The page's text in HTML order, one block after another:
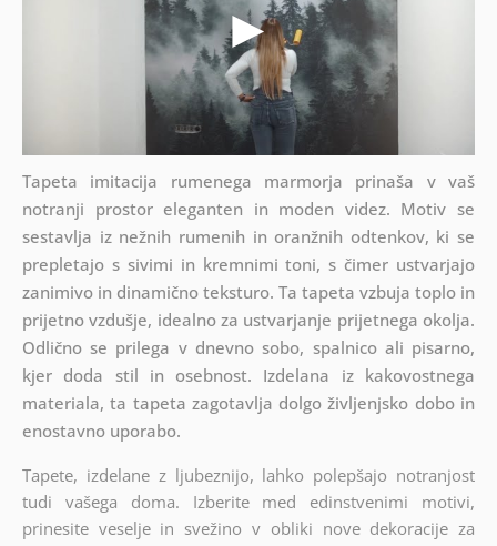
Tapeta imitacija rumenega marmorja prinaša v vaš
notranji prostor eleganten in moden videz. Motiv se
sestavlja iz nežnih rumenih in oranžnih odtenkov, ki se
prepletajo s sivimi in kremnimi toni, s čimer ustvarjajo
zanimivo in dinamično teksturo. Ta tapeta vzbuja toplo in
prijetno vzdušje, idealno za ustvarjanje prijetnega okolja.
Odlično se prilega v dnevno sobo, spalnico ali pisarno,
kjer doda stil in osebnost. Izdelana iz kakovostnega
materiala, ta tapeta zagotavlja dolgo življenjsko dobo in
enostavno uporabo.
Tapete, izdelane z ljubeznijo, lahko polepšajo notranjost
tudi vašega doma. Izberite med edinstvenimi motivi,
prinesite veselje in svežino v obliki nove dekoracije za